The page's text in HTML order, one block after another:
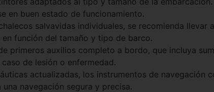
en buen estado de funcionamiento.
salvavidas individuales, se recomienda
función del tamaño y tipo de barco.
primeros auxilios completo a bordo, que incluya
de lesión o enfermedad.
actualizadas, los instrumentos de navegación
navegación segura y precisa.